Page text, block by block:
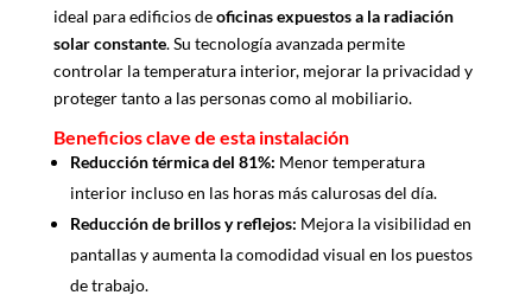
ideal para edificios deoficinas expuestos a la radiación
solar constante. Su tecnología avanzada permite
controlar la temperatura interior, mejorar la privacidad y
proteger tanto a las personas como al mobiliario.
Beneficios clave de esta instalación
Reducción térmica del 81%: Menor temperatura
interior incluso en las horas más calurosas del día.
Reducción de brillos y reflejos: Mejora la visibilidad en
pantallas y aumenta la comodidad visual en los puestos
de trabajo.